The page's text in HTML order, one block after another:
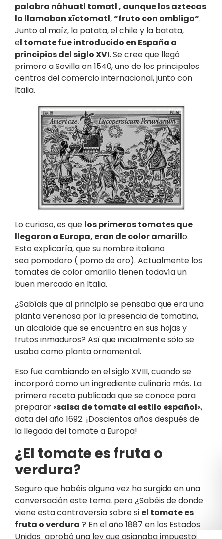
palabra náhuatl tomatl , aunque los aztecas
lo llamaban xīctomatl, “fruto con ombligo“.
Junto al maíz, la patata, el chile y la batata,
el tomate fue introducido en España a
principios del siglo XVI. Se cree que llegó
primero a Sevilla en 1540, uno de los principales
centros del comercio internacional, junto con
Italia.
Lo curioso, es que los primeros tomates que
llegaron a Europa, eran de color amarillo.
Esto explicaría, que su nombre italiano
sea pomodoro ( pomo de oro). Actualmente los
tomates de color amarillo tienen todavía un
buen mercado en Italia.
¿Sabíais que al principio se pensaba que era una
planta venenosa por la presencia de tomatina,
un alcaloide que se encuentra en sus hojas y
frutos inmaduros? Así que inicialmente sólo se
usaba como planta ornamental.
Eso fue cambiando en el siglo XVIII, cuando se
incorporó como un ingrediente culinario más. La
primera receta publicada que se conoce para
preparar «salsa de tomate al estilo español«,
data del año 1692. ¡Doscientos años después de
la llegada del tomate a Europa!
¿El tomate es fruta o
verdura?
Seguro que habéis alguna vez ha surgido en una
conversación este tema, pero ¿Sabéis de donde
viene esta controversia sobre si el tomate es
fruta o verdura ? En el año 1887 en los Estados
Unidos aprobó una ley que asignaba impuestos a